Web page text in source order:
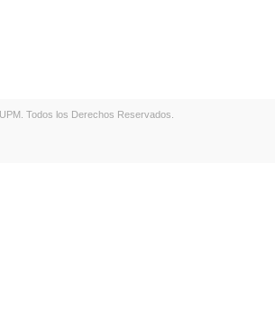
Todos los Derechos Reservados.